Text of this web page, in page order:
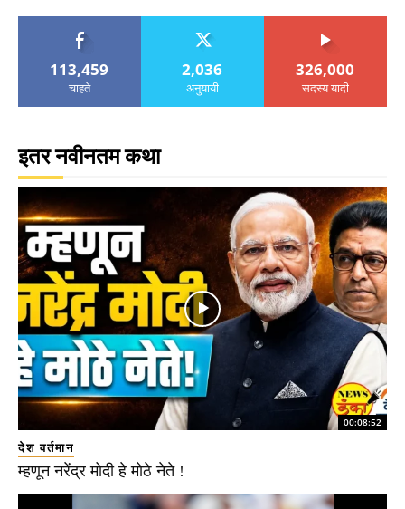
113,459
चाहते
2,036
अनुयायी
326,000
सदस्य यादी
इतर नवीनतम कथा
00:08:52
देश वर्तमान
म्हणून नरेंद्र मोदी हे मोठे नेते !